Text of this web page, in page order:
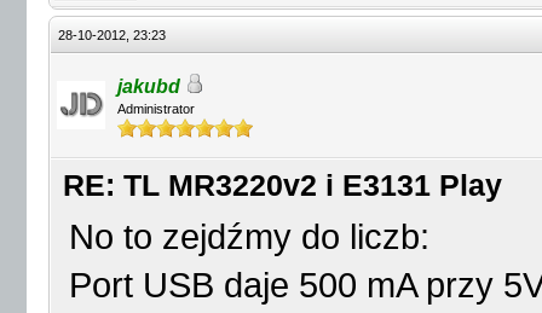
28-10-2012, 23:23
jakubd
Administrator
RE: TL MR3220v2 i E3131 Play
No to zejdźmy do liczb:
Port USB daje 500 mA przy